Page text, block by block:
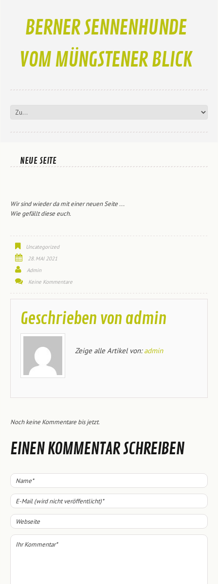
BERNER SENNENHUNDE
VOM MÜNGSTENER BLICK
NEUE SEITE
Wir sind wieder da mit einer neuen Seite ...
Wie gefällt diese euch.
Uncategorized
28. MAI 2021
Admin
Keine Kommentare
Geschrieben von admin
Zeige alle Artikel von:admin
Noch keine Kommentare bis jetzt.
EINEN KOMMENTAR SCHREIBEN